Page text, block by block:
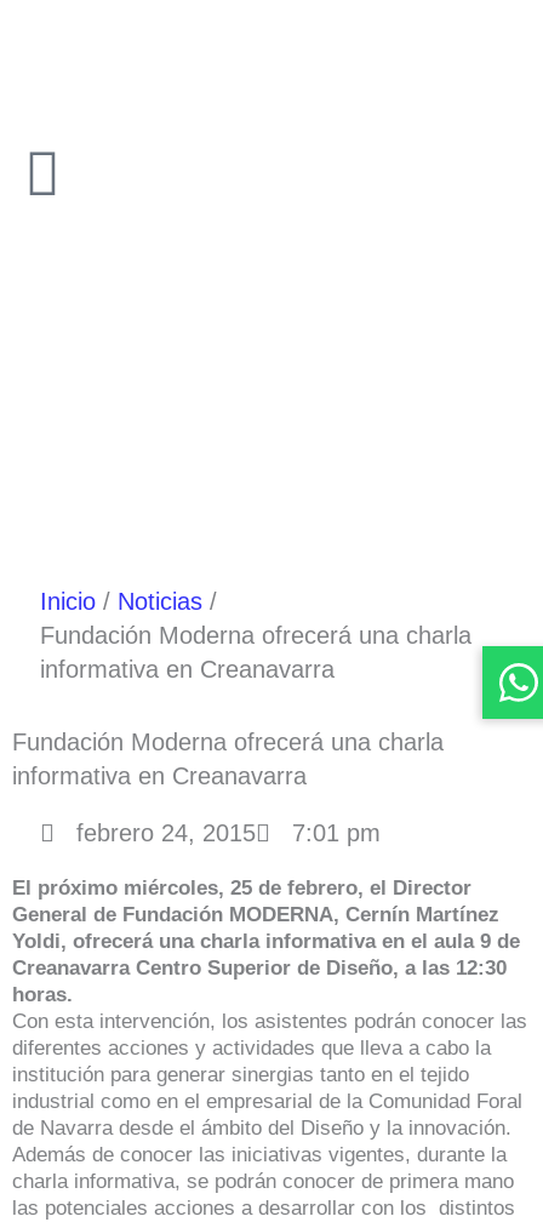
Inicio
Noticias
Fundación Moderna ofrecerá una charla
informativa en Creanavarra
Fundación Moderna ofrecerá una charla
informativa en Creanavarra
febrero 24, 2015 7:01 pm
El próximo miércoles, 25 de febrero, el Director
General de Fundación MODERNA, Cernín Martínez
Yoldi, ofrecerá una charla informativa en el aula 9 de
Creanavarra Centro Superior de Diseño, a las 12:30
horas.
Con esta intervención, los asistentes podrán conocer las
diferentes acciones y actividades que lleva a cabo la
institución para generar sinergias tanto en el tejido
industrial como en el empresarial de la Comunidad Foral
de Navarra desde el ámbito del Diseño y la innovación.
Además de conocer las iniciativas vigentes, durante la
charla informativa, se podrán conocer de primera mano
las potenciales acciones a desarrollar con los distintos